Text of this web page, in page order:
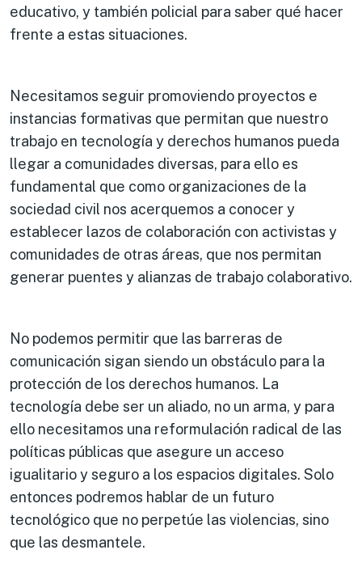
educativo, y también policial para saber qué hacer
frente a estas situaciones.
Necesitamos seguir promoviendo proyectos e
instancias formativas que permitan que nuestro
trabajo en tecnología y derechos humanos pueda
llegar a comunidades diversas, para ello es
fundamental que como organizaciones de la
sociedad civil nos acerquemos a conocer y
establecer lazos de colaboración con activistas y
comunidades de otras áreas, que nos permitan
generar puentes y alianzas de trabajo colaborativo.
No podemos permitir que las barreras de
comunicación sigan siendo un obstáculo para la
protección de los derechos humanos. La
tecnología debe ser un aliado, no un arma, y para
ello necesitamos una reformulación radical de las
políticas públicas que asegure un acceso
igualitario y seguro a los espacios digitales. Solo
entonces podremos hablar de un futuro
tecnológico que no perpetúe las violencias, sino
que las desmantele.